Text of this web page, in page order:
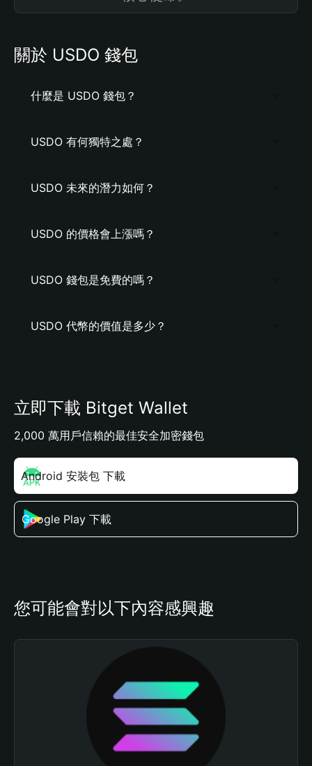
關於 USDO 錢包
什麼是 USDO 錢包？
USDO 有何獨特之處？
USDO 未來的潛力如何？
USDO 的價格會上漲嗎？
USDO 錢包是免費的嗎？
USDO 代幣的價值是多少？
立即下載 Bitget Wallet
2,000 萬用戶信賴的最佳安全加密錢包
Android 安裝包 下載
Google Play 下載
您可能會對以下內容感興趣